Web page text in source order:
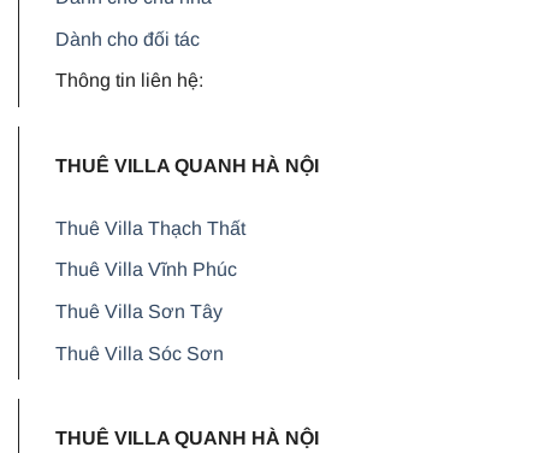
Dành cho đối tác
Thông tin liên hệ:
THUÊ VILLA QUANH HÀ NỘI
Thuê Villa Thạch Thất
Thuê Villa Vĩnh Phúc
Thuê Villa Sơn Tây
Thuê Villa Sóc Sơn
THUÊ VILLA QUANH HÀ NỘI